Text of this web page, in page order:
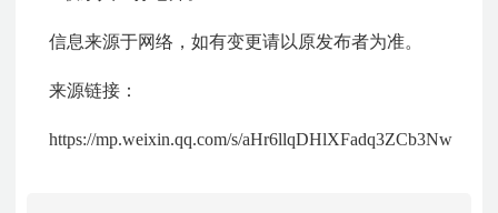
信息来源于网络，如有变更请以原发布者为准。
来源链接：
https://mp.weixin.qq.com/s/aHr6llqDHlXFadq3ZCb3Nw